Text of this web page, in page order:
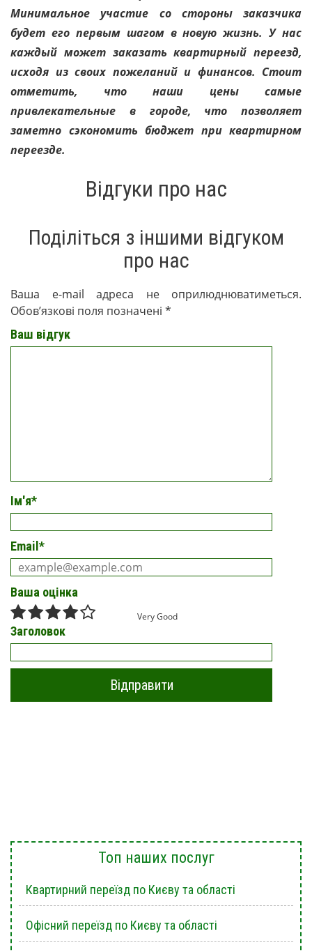
Минимальное участие со стороны заказчика
будет его первым шагом в новую жизнь. У нас
каждый может заказать квартирный переезд,
исходя из своих пожеланий и финансов. Стоит
отметить, что наши цены самые
привлекательные в городе, что позволяет
заметно сэкономить бюджет при квартирном
переезде.
Відгуки про нас
Поділіться з іншими відгуком
про нас
Ваша e-mail адреса не оприлюднюватиметься.
Обов’язкові поля позначені *
Ваш відгук
Ім'я*
Email *
Ваша оцінка
Very Good
Заголовок
Топ наших послуг
Квартирний переїзд по Києву та області
Офісний переїзд по Києву та області